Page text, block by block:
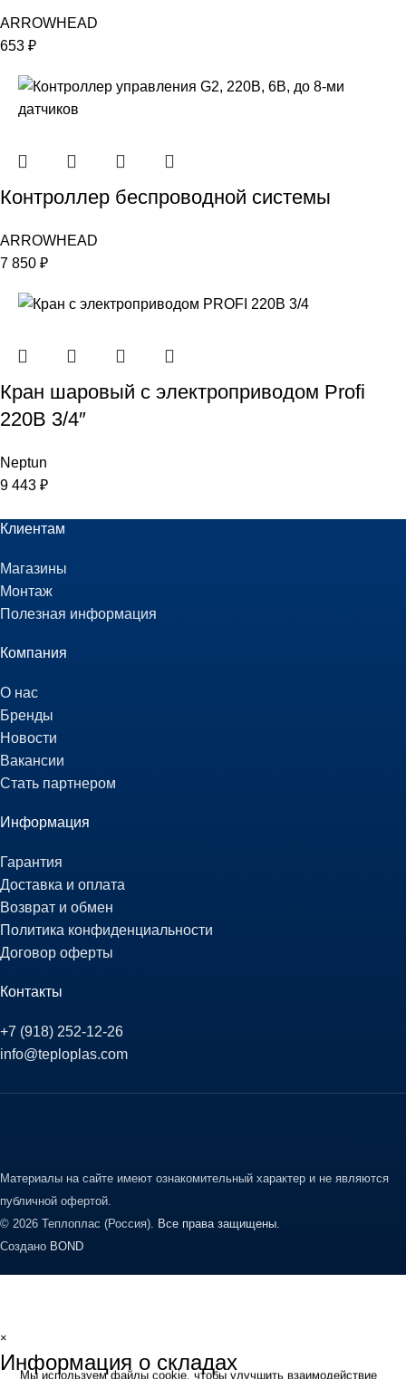
ARROWHEAD
653 ₽
Контроллер беспроводной системы
ARROWHEAD
7 850 ₽
Кран шаровый с электроприводом Profi
220В 3/4″
Neptun
9 443 ₽
Клиентам
Магазины
Монтаж
Полезная информация
Компания
О нас
Бренды
Новости
Вакансии
Стать партнером
Информация
Гарантия
Доставка и оплата
Возврат и обмен
Политика конфиденциальности
Договор оферты
Контакты
+7 (918) 252-12-26
info@teploplas.com
Материалы на сайте имеют ознакомительный характер и не являются
публичной офертой.
© 2026 Теплоплас (Россия). Все права защищены.
Создано BOND
Мы используем файлы cookie, чтобы улучшить взаимодействие
×
Информация о складах